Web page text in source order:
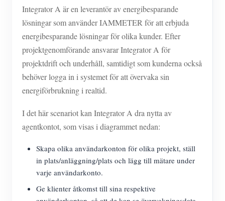
Integrator A är en leverantör av energibesparande
lösningar som använder IAMMETER för att erbjuda
energibesparande lösningar för olika kunder. Efter
projektgenomförande ansvarar Integrator A för
projektdrift och underhåll, samtidigt som kunderna också
behöver logga in i systemet för att övervaka sin
energiförbrukning i realtid.
I det här scenariot kan Integrator A dra nytta av
agentkontot, som visas i diagrammet nedan:
Skapa olika användarkonton för olika projekt, ställ
in plats/anläggning/plats och lägg till mätare under
varje användarkonto.
Ge klienter åtkomst till sina respektive